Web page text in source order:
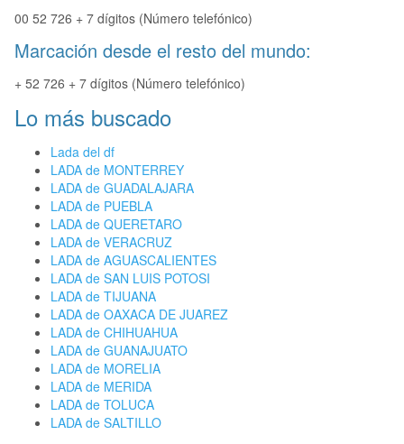
00 52 726 + 7 dígitos (Número telefónico)
Marcación desde el resto del mundo:
+ 52 726 + 7 dígitos (Número telefónico)
Lo más buscado
Lada del df
LADA de MONTERREY
LADA de GUADALAJARA
LADA de PUEBLA
LADA de QUERETARO
LADA de VERACRUZ
LADA de AGUASCALIENTES
LADA de SAN LUIS POTOSI
LADA de TIJUANA
LADA de OAXACA DE JUAREZ
LADA de CHIHUAHUA
LADA de GUANAJUATO
LADA de MORELIA
LADA de MERIDA
LADA de TOLUCA
LADA de SALTILLO